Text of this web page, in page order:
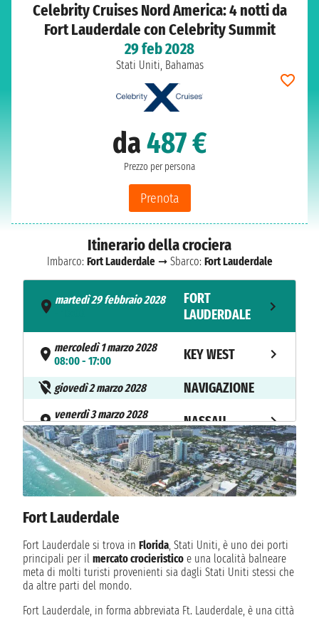
Celebrity Cruises Nord America: 4 notti da
Fort Lauderdale con Celebrity Summit
29 feb 2028
Stati Uniti, Bahamas
da487 €
Prezzo per persona
Prenota
Itinerario della crociera
Imbarco: Fort Lauderdale➞ Sbarco: Fort Lauderdale
martedì 29 febbraio 2028
FORT
LAUDERDALE
mercoledì 1 marzo 2028
08:00 - 17:00
KEY WEST
giovedì 2 marzo 2028 NAVIGAZIONE
venerdì 3 marzo 2028
07:30 - 17:30
NASSAU
sabato 4 marzo 2028
07:00
FORT
LAUDERDALE
Fort Lauderdale
Fort Lauderdale si trova in Florida, Stati Uniti, è uno dei porti
principali per il mercato crocieristico e una località balneare
meta di molti turisti provenienti sia dagli Stati Uniti stessi che
da altre parti del mondo.
Fort Lauderdale, in forma abbreviata Ft. Lauderdale, è una città